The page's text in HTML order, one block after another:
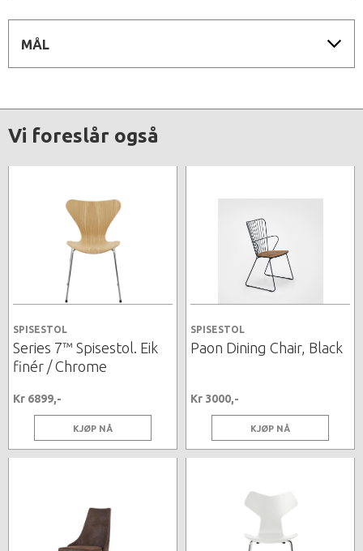
MÅL
Vi foreslår også
SPISESTOL
Series 7™ Spisestol. Eik
finér / Chrome
Kr 6899,-
KJØP NÅ
SPISESTOL
Paon Dining Chair, Black
Kr 3000,-
KJØP NÅ